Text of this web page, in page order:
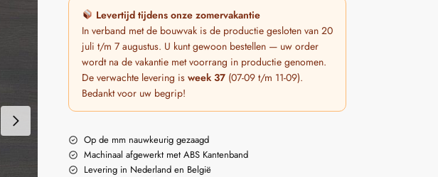
Levertijd tijdens onze zomervakantie
In verband met de bouwvak is de productie gesloten van 20
juli t/m 7 augustus. U kunt gewoon bestellen — uw order
wordt na de vakantie met voorrang in productie genomen.
De verwachte levering isweek 37 (07-09 t/m 11-09).
Bedankt voor uw begrip!
Op de mm nauwkeurig gezaagd
Machinaal afgewerkt met ABS Kantenband
Levering in Nederland en België